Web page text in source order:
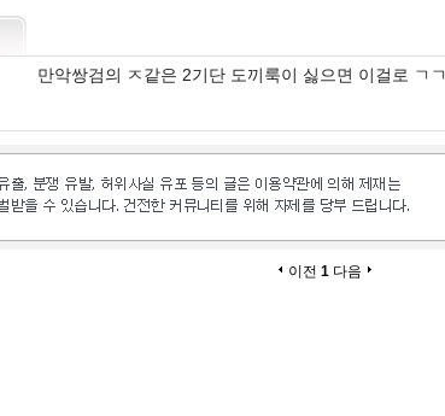
만악쌍검의 ㅈ같은 2기단 도끼룩이 싫으면 이걸로 ㄱㄱ
이전 1 다음